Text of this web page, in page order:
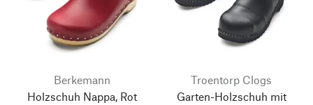
Berkemann
Holzschuh Nappa, Rot
Troentorp Clogs
Garten-Holzschuh mit